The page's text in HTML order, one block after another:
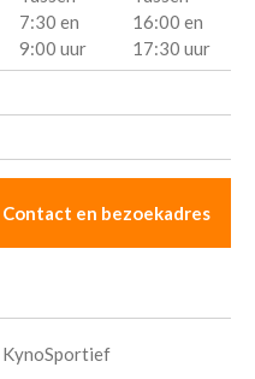
7:30 en
9:00 uur
16:00 en
17:30 uur
Contact en bezoekadres
KynoSportief